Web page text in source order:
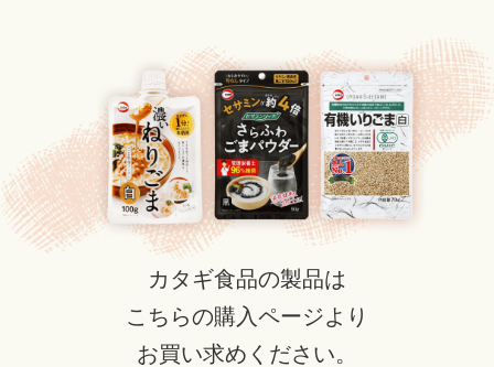
カタギ食品の製品は
こちらの購入ページより
お買い求めください。